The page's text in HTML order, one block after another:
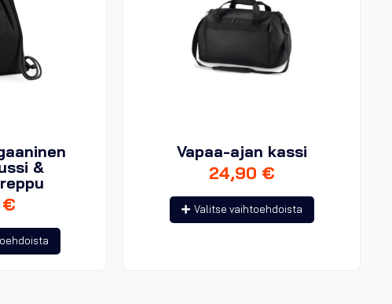
&
€
Tällä
tuotteella
Vapaa-ajan kassi
24,90 €
Valitse vaihtoehdoista
Tällä
tuotteella